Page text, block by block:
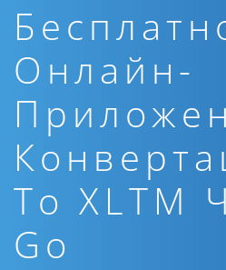
Онлайн-
To XLTM
Go